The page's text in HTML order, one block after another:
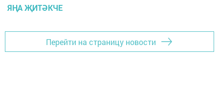
ЯҢА ҖИТӘКЧЕ
Перейти на страницу новости